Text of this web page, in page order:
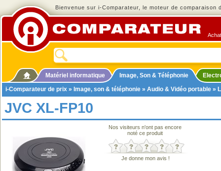
Bienvenue sur i-Comparateur, le moteur de comparaison
Matériel informatique Image, Son & Téléphonie
i-Comparateur de prix » Image, son & téléphonie » Audio & Vidéo portable »
JVC XL-FP10
Nos visiteurs n'ont pas encore
noté ce produit
Je donne mon avis !